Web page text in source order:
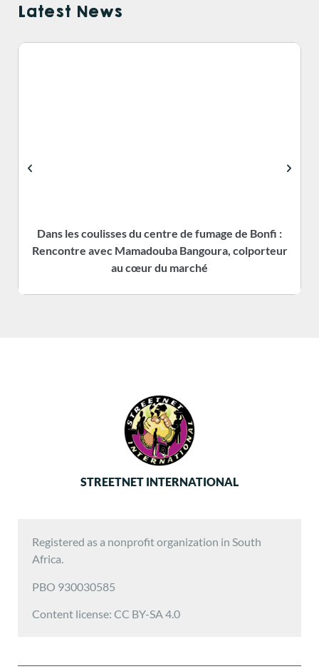
Latest News
Dans les coulisses du centre de fumage de Bonfi :
Rencontre avec Mamadouba Bangoura, colporteur
au cœur du marché
STREETNET INTERNATIONAL
Registered as a nonprofit organization in South
Africa.
PBO 930030585
Content license: CC BY-SA 4.0